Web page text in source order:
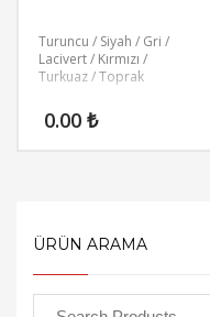
Turuncu / Siyah / Gri /
Lacivert / Kırmızı /
Turkuaz / Toprak
0.00 ₺
ÜRÜN ARAMA